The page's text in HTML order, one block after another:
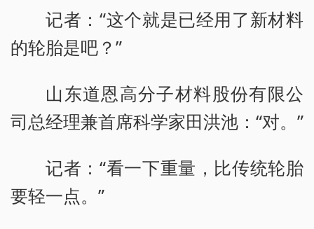
记者：“这个就是已经用了新材料
的轮胎是吧？”
山东道恩高分子材料股份有限公
司总经理兼首席科学家田洪池：“对。”
记者：“看一下重量，比传统轮胎
要轻一点。”